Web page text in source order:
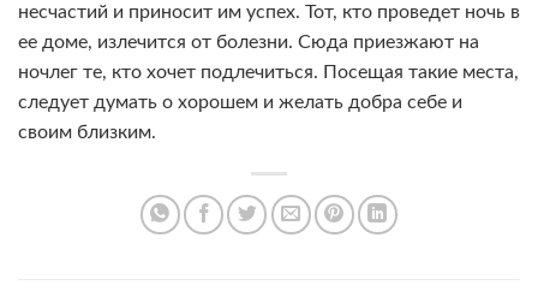
несчастий и приносит им успех. Тот, кто проведет ночь в
ее доме, излечится от болезни. Сюда приезжают на
ночлег те, кто хочет подлечиться. Посещая такие места,
следует думать о хорошем и желать добра себе и
своим близким.